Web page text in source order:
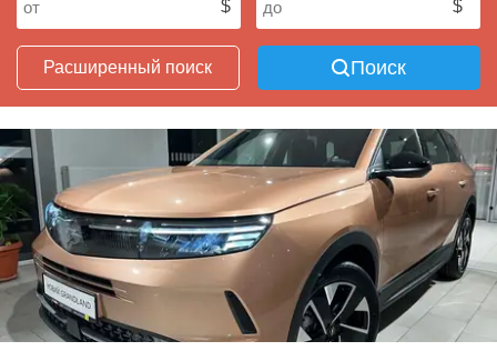
Расширенный поиск Поиск